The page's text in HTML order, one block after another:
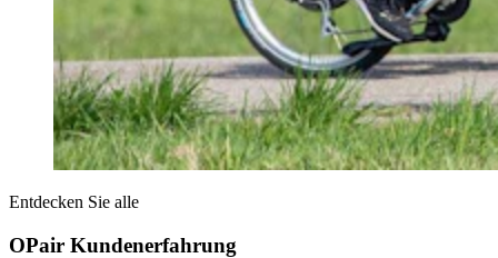
Entdecken Sie alle
OPair Kundenerfahrung